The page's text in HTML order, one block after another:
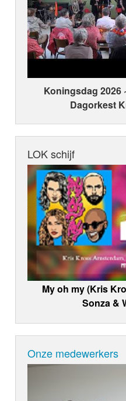
Koningsdag 2026
Dagorkest
LOK schijf
My oh my (Kris
Sonza &
Onze medewerkers